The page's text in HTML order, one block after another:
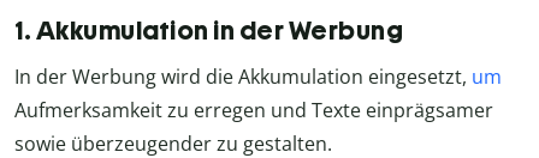
1. Akkumulation in der Werbung
In der Werbung wird die Akkumulation eingesetzt, um
Aufmerksamkeit zu erregen und Texte einprägsamer
sowie überzeugender zu gestalten.